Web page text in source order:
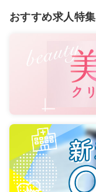
おすすめ求人特集